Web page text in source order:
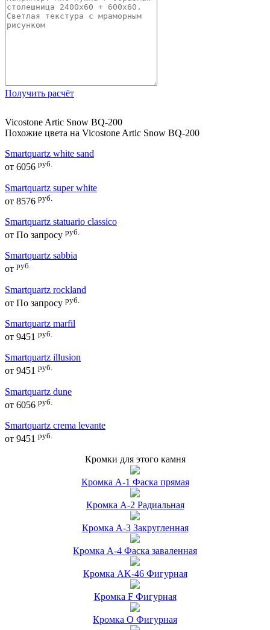
Получить расчёт
Vicostone Artic Snow BQ-200
Похожие цвета на Vicostone Artic Snow BQ-200
Smartquartz white sand
от 6056 руб.
Smartquartz super white
от 8576 руб.
Smartquartz statuario classico
от По запросу руб.
Smartquartz sabbia
от руб.
Smartquartz rockland
от По запросу руб.
Smartquartz marfil
от 9451 руб.
Smartquartz illusion
от 9451 руб.
Smartquartz dune
от 6056 руб.
Smartquartz crema levante
от 9451 руб.
Кромки для этого камня
Кромка А-1 Фаска прямая
Кромка А-2 Радиальная
Кромка А-3 Закругленная
Кромка А-4 Фаска заваленная
Кромка AK-46 Фигурная
Кромка F Фигурная
Кромка O Фигурная